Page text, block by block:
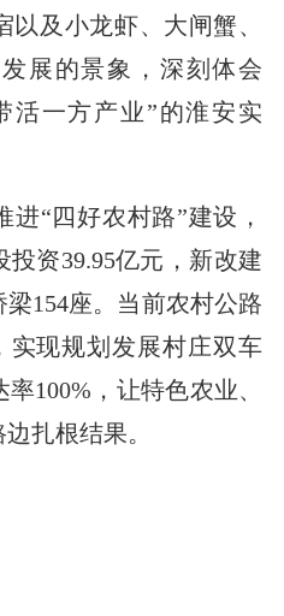
及小龙虾、大闸蟹、
展的景象，深刻体会
活一方产业”的淮安实
“四好农村路”建设，
资39.95亿元，新改建
154座。当前农村公路
实现规划发展村庄双车
100%，让特色农业、
扎根结果。